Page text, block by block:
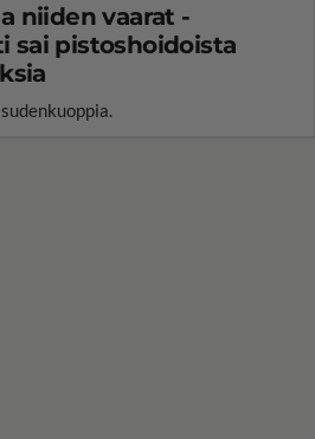
niiden vaarat -
sai pistoshoidoista